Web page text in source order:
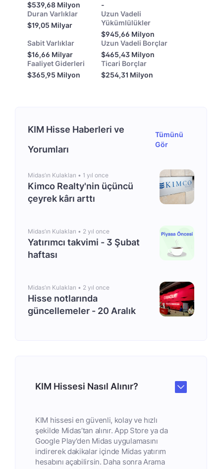
$539,68 Milyon
-
Duran Varlıklar
$19,05 Milyar
Uzun Vadeli
Yükümlülükler
$945,66 Milyon
Sabit Varlıklar
$16,66 Milyar
Uzun Vadeli Borçlar
$465,43 Milyon
Faaliyet Giderleri
$365,95 Milyon
Ticari Borçlar
$254,31 Milyon
KIM Hisse Haberleri ve
Yorumları
Tümünü
Gör
Midas’ın Kulakları • 1 yıl once
Kimco Realty'nin üçüncü
çeyrek kârı arttı
Midas’ın Kulakları • 2 yıl once
Yatırımcı takvimi - 3 Şubat
haftası
Midas’ın Kulakları • 2 yıl once
Hisse notlarında
güncellemeler - 20 Aralık
KIM Hissesi Nasıl Alınır?
KIM hissesi en güvenli, kolay ve hızlı
şekilde Midas’tan alınır. App Store ya da
Google Play'den Midas uygulamasını
indirerek dakikalar içinde Midas yatırım
hesabını açabilirsin. Daha sonra Arama